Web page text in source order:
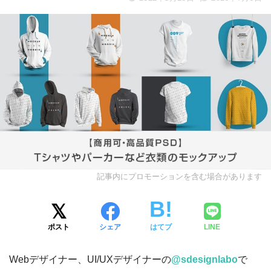
記事内にプロモーションを含む場合があります
ポスト シェア はてブ LINE
Webデザイナー、UI/UXデザイナーの@sdesignlaboで